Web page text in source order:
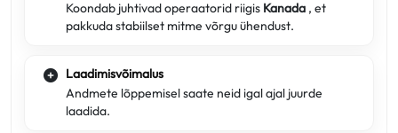
Koondab juhtivad operaatorid riigis Kanada , et
pakkuda stabiilset mitme võrgu ühendust.
Laadimisvõimalus
Andmete lõppemisel saate neid igal ajal juurde
laadida.